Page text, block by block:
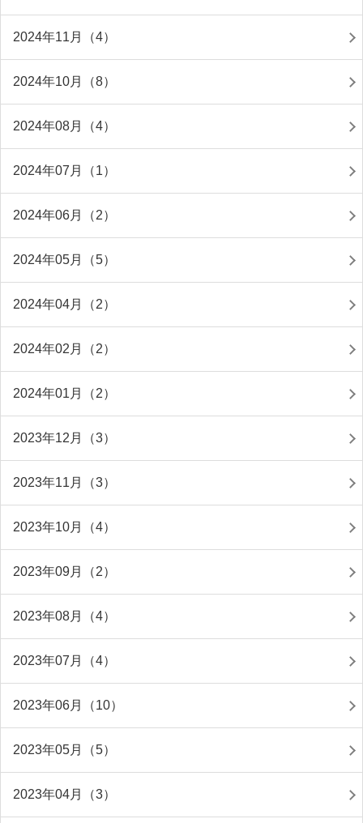
2024年11月（4）
2024年10月（8）
2024年08月（4）
2024年07月（1）
2024年06月（2）
2024年05月（5）
2024年04月（2）
2024年02月（2）
2024年01月（2）
2023年12月（3）
2023年11月（3）
2023年10月（4）
2023年09月（2）
2023年08月（4）
2023年07月（4）
2023年06月（10）
2023年05月（5）
2023年04月（3）